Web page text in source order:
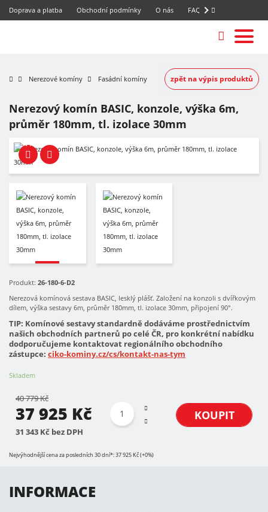
Doprava a platba Obchodní podmínky O nás FAQ
Nerezové komíny Fasádní komíny zpět na výpis produktů
Nerezový komín BASIC, konzole, výška 6m,
průměr 180mm, tl. izolace 30mm
-7%
Produkt: 26-180-6-D2
Nerezová komínová sestava BASIC, lesklý plášť. Založení na konzoli s dvířkovým
dílem, výška sestavy 6m, průměr 180mm, tl. izolace 30mm, připojení 90°.
TIP: Komínové sestavy standardně dodáváme prostřednictvím
našich obchodních partnerů po celé ČR, pro konkrétní nabídku
dodporučujeme kontaktovat regionálního obchodního
zástupce: ciko-kominy.cz/cs/kontakt-nas-tym
Skladem
40 779 Kč
37 925 Kč
31 343 Kč bez DPH
KOUPIT
Nejvýhodnější cena za posledních 30 dní*: 37 925 Kč (+0%)
INFORMACE